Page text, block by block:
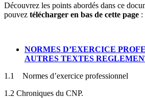
Découvrez les points abordés dans ce
pouvez télécharger en bas de cette page :
NORMES D’EXERCICE
AUTRES TEXTES
1.1 Normes d’exercice professionnel
1.2 Chroniques du CNP.